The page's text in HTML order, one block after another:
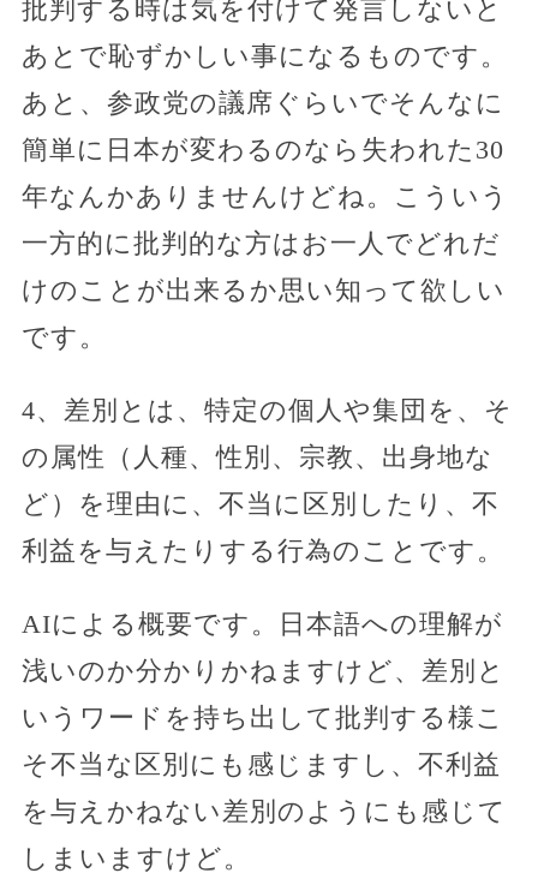
批判する時は気を付けて発言しないと
あとで恥ずかしい事になるものです。
あと、参政党の議席ぐらいでそんなに
簡単に日本が変わるのなら失われた30
年なんかありませんけどね。こういう
一方的に批判的な方はお一人でどれだ
けのことが出来るか思い知って欲しい
です。
4、差別とは、特定の個人や集団を、そ
の属性（人種、性別、宗教、出身地な
ど）を理由に、不当に区別したり、不
利益を与えたりする行為のことです。
AIによる概要です。日本語への理解が
浅いのか分かりかねますけど、差別と
いうワードを持ち出して批判する様こ
そ不当な区別にも感じますし、不利益
を与えかねない差別のようにも感じて
しまいますけど。